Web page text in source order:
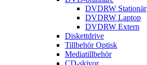
DVDRW Stationär
DVDRW Laptop
DVDRW Extern
Diskettdrive
Tillbehör Optisk
Mediatillbehör
CD-skivor